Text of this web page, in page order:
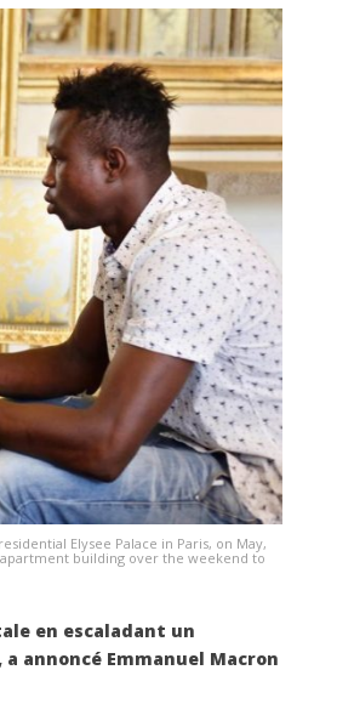
Elysee Palace in Paris, on May,
building over the weekend to
en escaladant un
annoncé Emmanuel Macron